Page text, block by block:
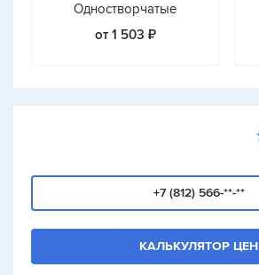
Одностворчатые
от 1 503 ₽
+7 (812) 566-**-**
КАЛЬКУЛЯТОР ЦЕН